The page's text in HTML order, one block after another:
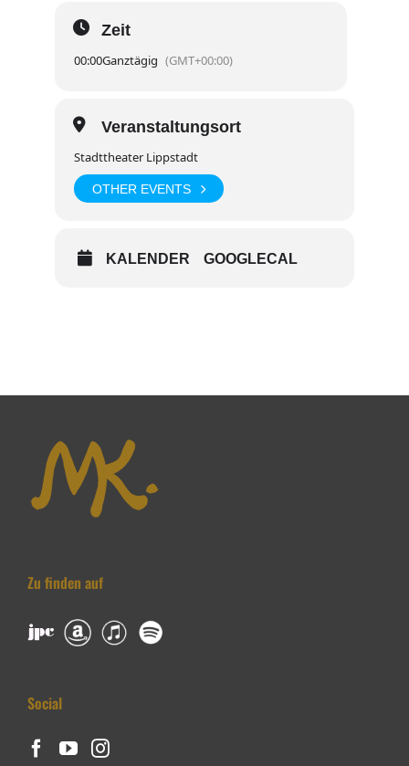
Zeit
00:00Ganztägig (GMT+00:00)
Veranstaltungsort
Stadttheater Lippstadt
OTHER EVENTS
KALENDER GOOGLECAL
Zu finden auf
Social